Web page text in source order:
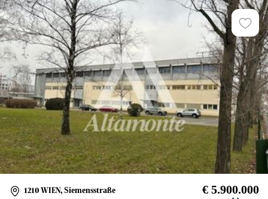
1210 WIEN, Siemensstraße € 5.900.000